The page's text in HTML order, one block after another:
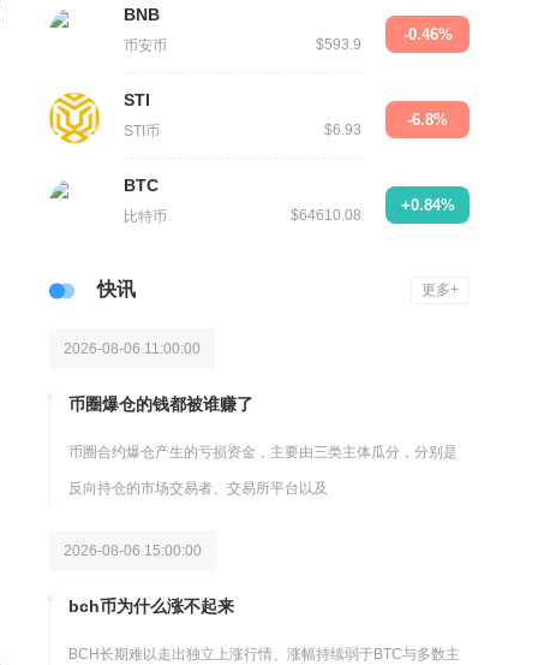
BNB
币安币 $593.9
-0.46%
STI
STI币 $6.93
-6.8%
BTC
比特币 $64610.08
+0.84%
快讯 更多+
2026-08-06 11:00:00
币圈爆仓的钱都被谁赚了
币圈合约爆仓产生的亏损资金，主要由三类主体瓜分，分别是
反向持仓的市场交易者、交易所平台以及
2026-08-06 15:00:00
bch币为什么涨不起来
BCH长期难以走出独立上涨行情、涨幅持续弱于BTC与多数主